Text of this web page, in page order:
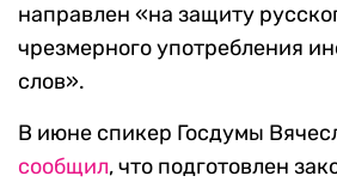
направлен «на защиту
чрезмерного употребления
слов».
В июне спикер Госдумы
сообщил, что подготовлен